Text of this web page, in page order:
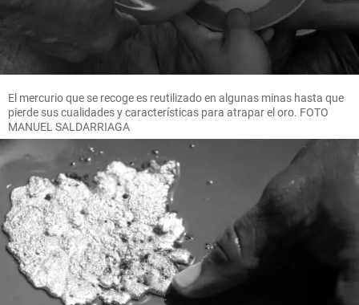
El mercurio que se recoge es reutilizado en algunas minas hasta que
pierde sus cualidades y características para atrapar el oro. FOTO
MANUEL SALDARRIAGA